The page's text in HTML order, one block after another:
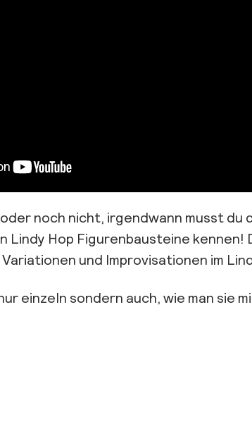
noch nicht, irgendwann musst du
Hop Figurenbausteine kennen!
und Improvisationen im
einzeln sondern auch, wie man sie